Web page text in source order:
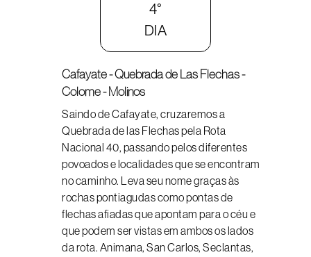
4°
DIA
Cafayate - Quebrada de Las Flechas -
Colome - Molinos
Saindo de Cafayate, cruzaremos a
Quebrada de las Flechas pela Rota
Nacional 40, passando pelos diferentes
povoados e localidades que se encontram
no caminho. Leva seu nome graças às
rochas pontiagudas como pontas de
flechas afiadas que apontam para o céu e
que podem ser vistas em ambos os lados
da rota. Animana, San Carlos, Seclantas,